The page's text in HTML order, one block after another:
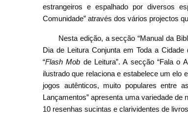
estrangeiros e espalhado por diversos
Comunidade” através dos vários projectos
Nesta edição, a secção “Manual da
Dia de Leitura Conjunta em Toda a
“Flash Mob de Leitura”. A secção “Fala o
ilustrado que relaciona e estabelece um elo
jogos autênticos, muito populares entre
Lançamentos” apresenta uma variedade
10 resenhas sucintas e clarividentes de